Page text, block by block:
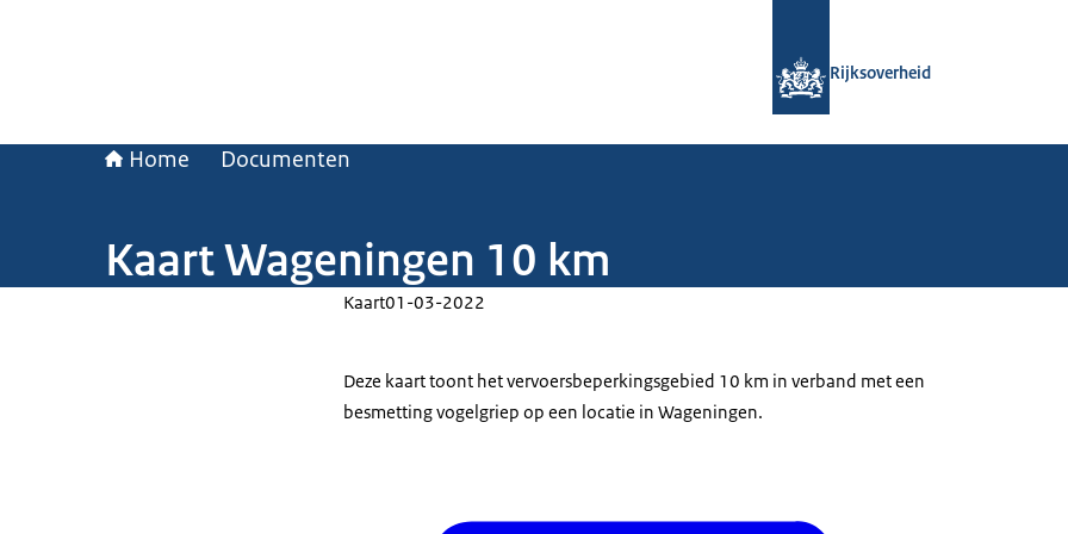
Rijksoverheid
Home Documenten
Kaart Wageningen 10 km
Kaart01-03-2022
Deze kaart toont het vervoersbeperkingsgebied 10 km in verband met een
besmetting vogelgriep op een locatie in Wageningen.